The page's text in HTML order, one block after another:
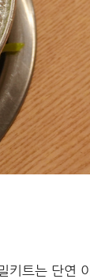
키트는 단연 이